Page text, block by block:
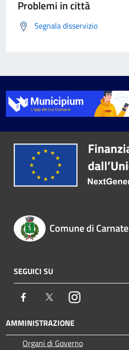
Problemi in città
Segnala disservizio
Comune di Carnate
SEGUICI SU
Facebook TwitterInstagram
AMMINISTRAZIONE
Organi di Governo